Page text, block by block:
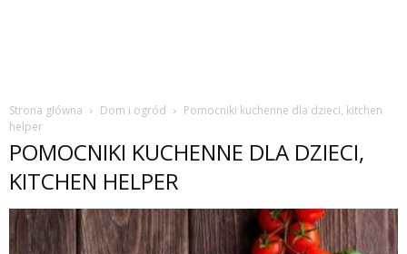
Strona główna Dom i ogród
Pomocniki kuchenne dla dzieci, kitchen
helper
POMOCNIKI KUCHENNE DLA DZIECI,
KITCHEN HELPER